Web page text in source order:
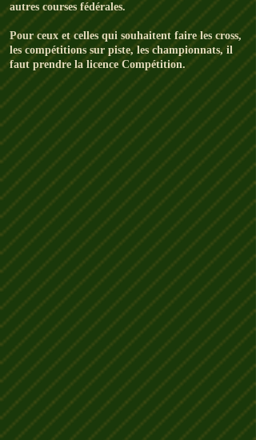
autres courses fédérales.
Pour ceux et celles qui souhaitent faire les cross,
les compétitions sur piste, les championnats, il
faut prendre la licence Compétition.